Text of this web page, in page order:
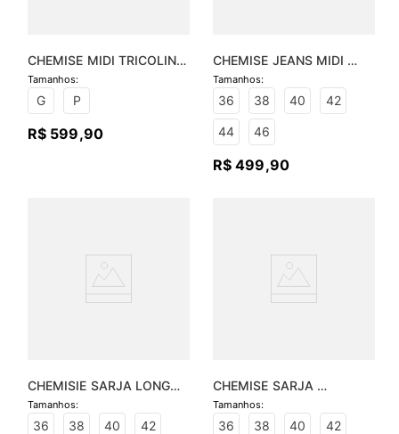
CHEMISE MIDI TRICOLINE
BORDADO COMBINETE
G
P
R$ 599,90
CHEMISE JEANS MIDI
MANGA CURTA - JEANS
MÉDIO
36 38 40 42
44 46
R$ 499,90
CHEMISIE SARJA LONGO
BORDADO MANGA CURTA
- OFF WHITE
36 38 40 42
CHEMISE SARJA
LISTRADO MANGA CURTA
- BEGE
36 38 40 42